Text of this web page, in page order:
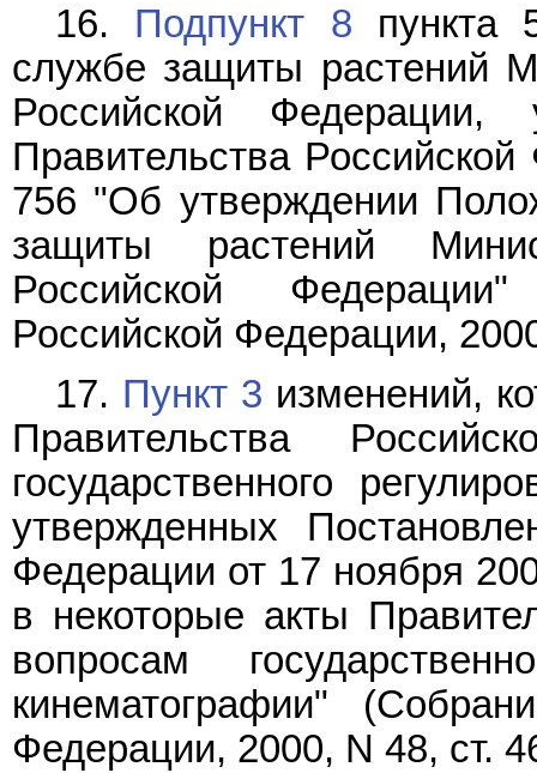
16. Подпункт 8 пункта
службе защиты растений
Российской Федерации,
Правительства
756 "Об утверждении
защиты растений
Российской
Российской Федерации,
17. Пункт 3 изменений,
Правительства
государственного
утвержденных
Федерации от 17 ноября
в некоторые акты
вопросам
кинематографии"
Федерации, 2000, N 48, ст.